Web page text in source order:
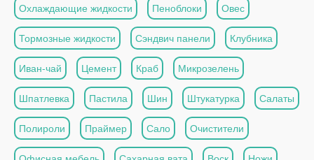
Охлаждающие жидкости Пеноблоки Овес
Тормозные жидкости Сэндвич панели Клубника
Иван-чай Цемент Краб Микрозелень
Шпатлевка Пастила Шин Штукатурка Салаты
Полироли Праймер Сало Очистители